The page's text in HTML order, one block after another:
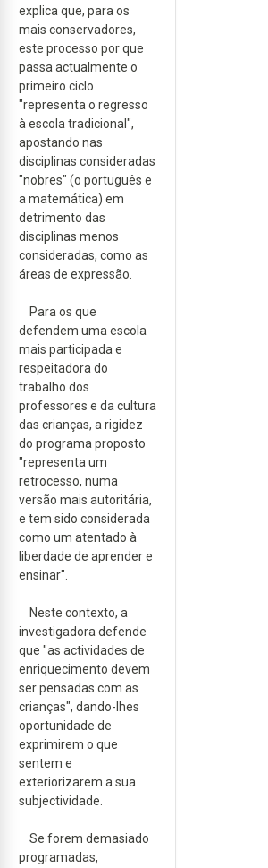
explica que, para os
mais conservadores,
este processo por que
passa actualmente o
primeiro ciclo
"representa o regresso
à escola tradicional",
apostando nas
disciplinas consideradas
"nobres" (o português e
a matemática) em
detrimento das
disciplinas menos
consideradas, como as
áreas de expressão.
Para os que
defendem uma escola
mais participada e
respeitadora do
trabalho dos
professores e da cultura
das crianças, a rigidez
do programa proposto
"representa um
retrocesso, numa
versão mais autoritária,
e tem sido considerada
como um atentado à
liberdade de aprender e
ensinar".
Neste contexto, a
investigadora defende
que "as actividades de
enriquecimento devem
ser pensadas com as
crianças", dando-lhes
oportunidade de
exprimirem o que
sentem e
exteriorizarem a sua
subjectividade.
Se forem demasiado
programadas,